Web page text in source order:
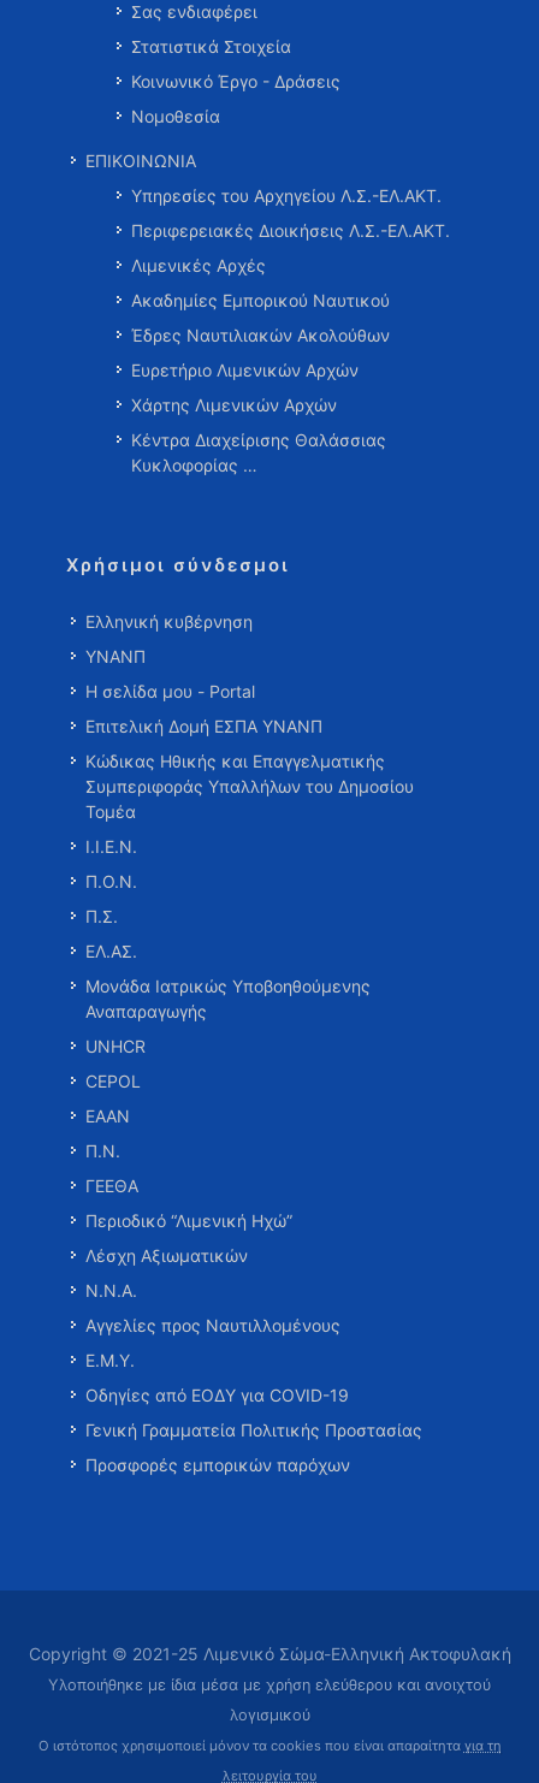
Σας ενδιαφέρει
Στατιστικά Στοιχεία
Κοινωνικό Έργο - Δράσεις
Νομοθεσία
ΕΠΙΚΟΙΝΩΝΙΑ
Υπηρεσίες του Αρχηγείου Λ.Σ.-ΕΛ.ΑΚΤ.
Περιφερειακές Διοικήσεις Λ.Σ.-ΕΛ.ΑΚΤ.
Λιμενικές Αρχές
Ακαδημίες Εμπορικού Ναυτικού
Έδρες Ναυτιλιακών Ακολούθων
Ευρετήριο Λιμενικών Αρχών
Χάρτης Λιμενικών Αρχών
Κέντρα Διαχείρισης Θαλάσσιας
Κυκλοφορίας …
Χρήσιμοι σύνδεσμοι
Ελληνική κυβέρνηση
ΥΝΑΝΠ
Η σελίδα μου - Portal
Επιτελική Δομή ΕΣΠΑ ΥΝΑΝΠ
Κώδικας Ηθικής και Επαγγελματικής
Συμπεριφοράς Υπαλλήλων του Δημοσίου
Τομέα
Ι.Ι.Ε.Ν.
Π.Ο.Ν.
Π.Σ.
ΕΛ.ΑΣ.
Μονάδα Ιατρικώς Υποβοηθούμενης
Αναπαραγωγής
UNHCR
CEPOL
ΕΑΑΝ
Π.Ν.
ΓΕΕΘΑ
Περιοδικό “Λιμενική Ηχώ”
Λέσχη Αξιωματικών
Ν.Ν.Α.
Αγγελίες προς Ναυτιλλομένους
Ε.Μ.Υ.
Οδηγίες από ΕΟΔΥ για COVID-19
Γενική Γραμματεία Πολιτικής Προστασίας
Προσφορές εμπορικών παρόχων
Copyright © 2021-25 Λιμενικό Σώμα-Ελληνική Ακτοφυλακή
Υλοποιήθηκε με ίδια μέσα με χρήση ελεύθερου και ανοιχτού
λογισμικού
Ο ιστότοπος χρησιμοποιεί μόνον τα cookies που είναι απαραίτητα για τη
λειτουργία του